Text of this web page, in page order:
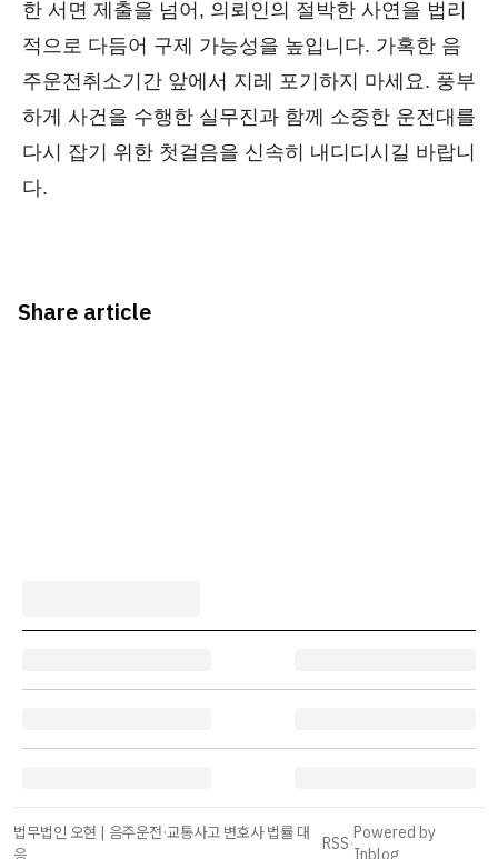
한 서면 제출을 넘어, 의뢰인의 절박한 사연을 법리
적으로 다듬어 구제 가능성을 높입니다. 가혹한 음
주운전취소기간 앞에서 지레 포기하지 마세요. 풍부
하게 사건을 수행한 실무진과 함께 소중한 운전대를
다시 잡기 위한 첫걸음을 신속히 내디디시길 바랍니
다.
Share article
법무법인 오현 | 음주운전·교통사고 변호사 법률 대
응
RSS·
Powered by
Inblog